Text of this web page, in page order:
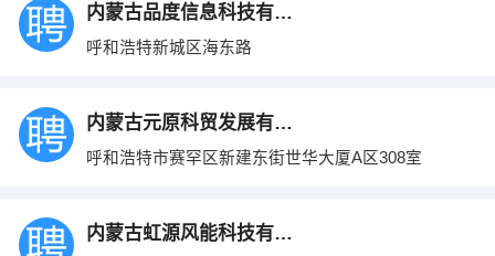
内蒙古品度信息科技有限公司
呼和浩特新城区海东路
内蒙古元原科贸发展有限公司
呼和浩特市赛罕区新建东街世华大厦A区308室
内蒙古虹源风能科技有限公司